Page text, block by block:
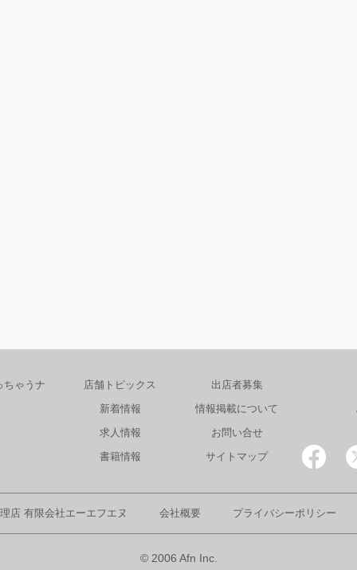
ちゃうナ
店舗トピックス
新着情報
求人情報
書籍情報
出店者募集
情報掲載について
お問い合せ
サイトマップ
店 有限会社エーエフエヌ 会社概要 プライバシーポリシー
© 2006 Afn Inc.